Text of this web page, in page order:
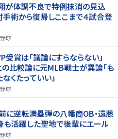
が体調不良で特例抹消の見込
術から復帰しここまで４試合登
野球
受賞は「議論にすらならない」
比較論に元MLB戦士が異論「も
くたっていい」
野球
に逆転満塁弾の八幡商OB・遠藤
活躍した聖地で後輩にエール
野球